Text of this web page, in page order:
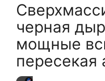
черная
мощные
пересекая